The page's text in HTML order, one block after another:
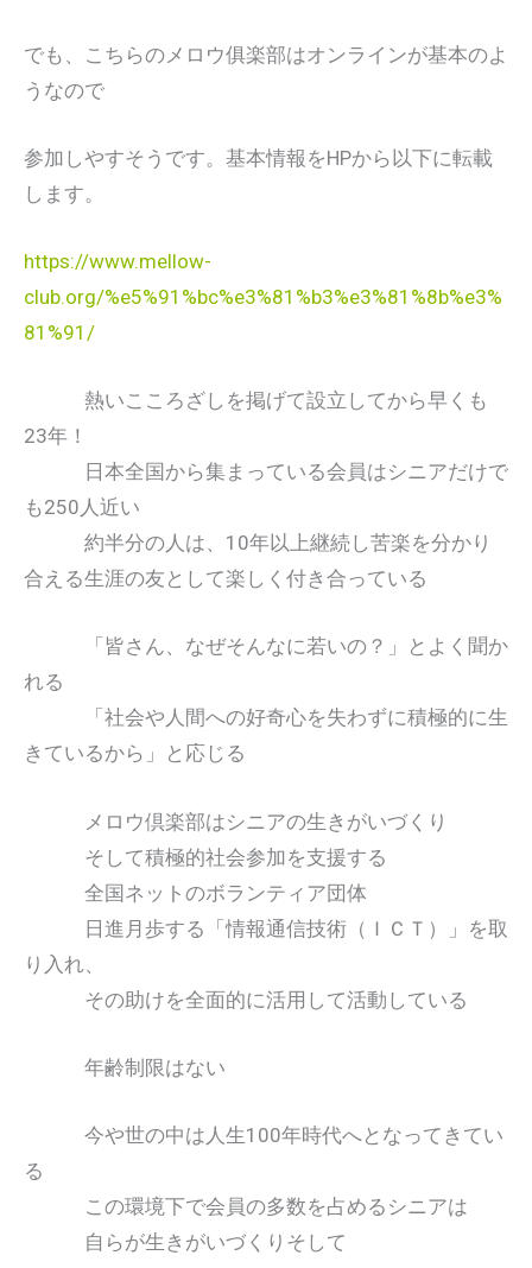
でも、こちらのメロウ俱楽部はオンラインが基本のよ
うなので
参加しやすそうです。基本情報をHPから以下に転載
します。
https://www.mellow-
club.org/%e5%91%bc%e3%81%b3%e3%81%8b%e3%
81%91/
熱いこころざしを掲げて設立してから早くも
23年！
日本全国から集まっている会員はシニアだけで
も250人近い
約半分の人は、10年以上継続し苦楽を分かり
合える生涯の友として楽しく付き合っている
「皆さん、なぜそんなに若いの？」とよく聞か
れる
「社会や人間への好奇心を失わずに積極的に生
きているから」と応じる
メロウ倶楽部はシニアの生きがいづくり
そして積極的社会参加を支援する
全国ネットのボランティア団体
日進月歩する「情報通信技術（ＩＣＴ）」を取
り入れ、
その助けを全面的に活用して活動している
年齢制限はない
今や世の中は人生100年時代へとなってきてい
る
この環境下で会員の多数を占めるシニアは
自らが生きがいづくりそして